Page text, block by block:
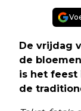
De vrijdag
de
is het feest
de